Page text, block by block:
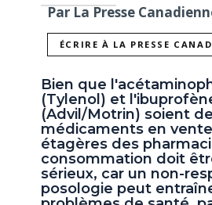
Par La Presse
ÉCRIRE À LA PRESSE
Bien que
(Tylenol) et
(Advil/Motrin) soient
médicaments en
étagères des
consommation doit
sérieux, car un non-
posologie peut